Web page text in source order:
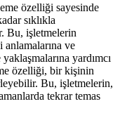
özelliği sayesinde
sıklıkla
Bu, işletmelerin
ve
yardımcı
özelliği, bir kişinin
Bu, işletmelerin,
tekrar temas